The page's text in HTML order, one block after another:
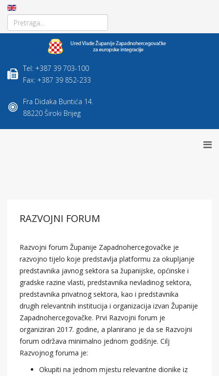
Tel: +387 39 703-100
Fax: +387 39 852-233
Fra Didaka Buntića 14.
88220 Široki Brijeg
RAZVOJNI FORUM
Razvojni forum Županije Zapadnohercegovačke je
razvojno tijelo koje predstavlja platformu za okupljanje
predstavnika javnog sektora sa županijske, općinske i
gradske razine vlasti, predstavnika nevladinog sektora,
predstavnika privatnog sektora, kao i predstavnika
drugih relevantnih institucija i organizacija izvan Županije
Zapadnohercegovačke. Prvi Razvojni forum je
organiziran 2017. godine, a planirano je da se Razvojni
forum održava minimalno jednom godišnje. Cilj
Razvojnog foruma je:
Okupiti na jednom mjestu relevantne dionike iz